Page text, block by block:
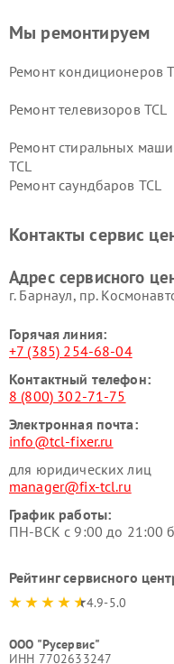
Мы ремонтируем
Ремонт кондиционеров
Ремонт телевизоров TCL
Ремонт стиральных
TCL
Ремонт саундбаров TCL
Контакты сервис
Адрес сервисного
г. Барнаул, ​пр.
Горячая линия:
+7 (385) 254-68-04
Контактный телефон:
8 (800) 302-71-75
Электронная почта:
info@tcl-fixer.ru
для юридических лиц
manager@fix-tcl.ru
График работы:
ПН-ВСК с 9:00 до 21:00
Рейтинг сервисного
4.9-5.0
ООО "Русервис"
ИНН 7702633247